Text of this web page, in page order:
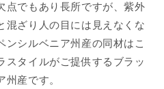
点でもあり長所ですが、紫外
混ざり人の目には見えなくな
ンシルベニア州産の同材はこ
スタイルがご提供するブラッ
産です。